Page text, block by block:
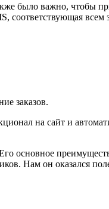
было важно, чтобы
всем
заказов.
на сайт и
основное
Нам он оказался